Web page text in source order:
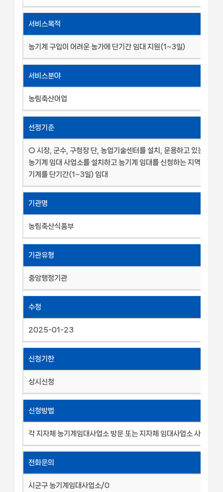
서비스목적
농기계 구입이 어려운 농가에 단기간 임대 지원(1~3일)
서비스분야
농림축산어업
선정기준
○ 시장, 군수, 구청장 단, 농업기술센터를 설치, 운용하고 있는 광역
농기계 임대 사업소를 설치하고 농기계 임대를 신청하는 지역 농업
기계를 단기간(1~3일) 임대
기관명
농림축산식품부
기관유형
중앙행정기관
수정
2025-01-23
신청기한
상시신청
신청방법
각 지자체 농기계임대사업소 방문 또는 지자체 임대사업소 사이트
전화문의
시군구 농기계임대사업소/0